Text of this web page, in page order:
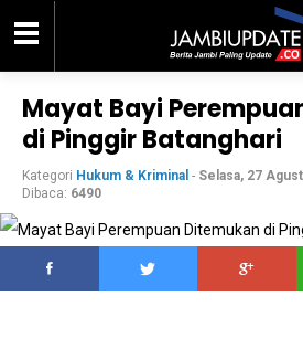
Mayat Bayi
di Pinggir Batanghari
Kategori Hukum & Kriminal - Selasa, 27
Dibaca: 6490